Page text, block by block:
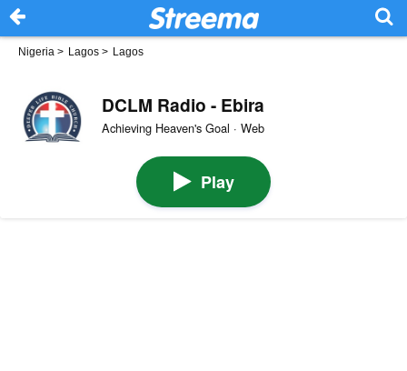
Nigeria > Lagos > Lagos
DCLM Radio - Ebira
Achieving Heaven's Goal · Web
Play